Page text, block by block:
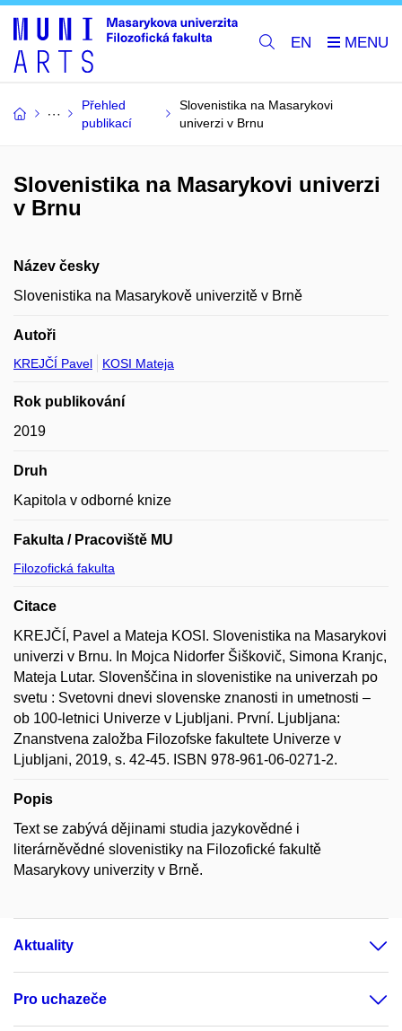
EN
Přehled
publikací
Slovenistika na Masarykovi
univerzi v Brnu
Slovenistika na Masarykovi univerzi
v Brnu
Název česky
Slovenistika na Masarykově univerzitě v Brně
Autoři
KREJČÍ Pavel KOSI Mateja
Rok publikování
2019
Druh
Kapitola v odborné knize
Fakulta / Pracoviště MU
Filozofická fakulta
Citace
KREJČÍ, Pavel a Mateja KOSI. Slovenistika na Masarykovi
univerzi v Brnu. In Mojca Nidorfer Šiškovič, Simona Kranjc,
Mateja Lutar. Slovenščina in slovenistike na univerzah po
svetu : Svetovni dnevi slovenske znanosti in umetnosti –
ob 100-letnici Univerze v Ljubljani. První. Ljubljana:
Znanstvena založba Filozofske fakultete Univerze v
Ljubljani, 2019, s. 42-45. ISBN 978-961-06-0271-2.
Popis
Text se zabývá dějinami studia jazykovědné i
literárněvědné slovenistiky na Filozofické fakultě
Masarykovy univerzity v Brně.
Aktuality
Pro uchazeče